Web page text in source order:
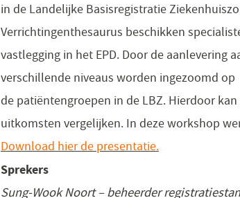
in de Landelijke Basisregistratie
Verrichtingenthesaurus beschikken
vastlegging in het EPD. Door de aanlevering
verschillende niveaus worden ingezoomd op
de patiëntengroepen in de LBZ. Hierdoor
uitkomsten vergelijken. In deze workshop
Download hier de presentatie.
Sprekers
Sung-Wook Noort – beheerder